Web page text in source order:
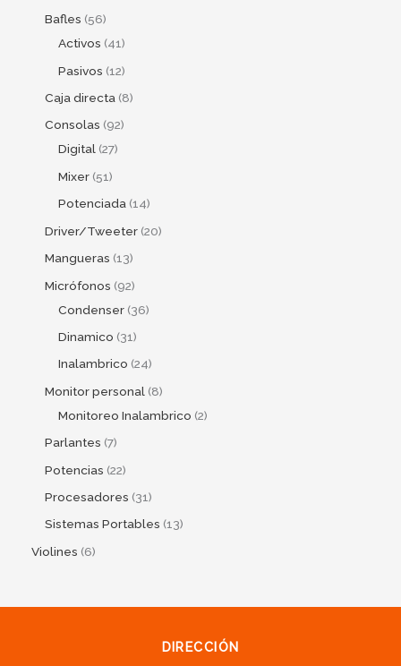
Bafles 56
Activos 41
Pasivos 12
Caja directa 8
Consolas 92
Digital 27
Mixer 51
Potenciada 14
Driver/Tweeter 20
Mangueras 13
Micrófonos 92
Condenser 36
Dinamico 31
Inalambrico 24
Monitor personal 8
Monitoreo Inalambrico 2
Parlantes 7
Potencias 22
Procesadores 31
Sistemas Portables 13
Violines 6
DIRECCIÓN